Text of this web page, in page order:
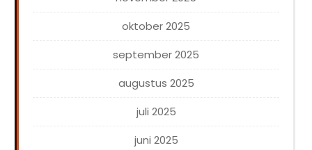
oktober 2025
september 2025
augustus 2025
juli 2025
juni 2025